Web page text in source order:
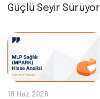
Güçlü Seyir Sürüyor
18 Haz 2026